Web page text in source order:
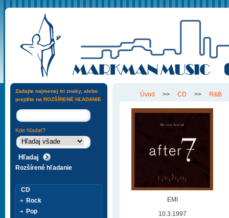
Úvod >> CD >> R&B
EMI
10.3.1997
Zadajte najmenej tri znaky, alebo
prejdite na ROZŠÍRENÉ HĽADANIE
Kde hľadať?
Rozšírené hľadanie
CD
Rock
Pop